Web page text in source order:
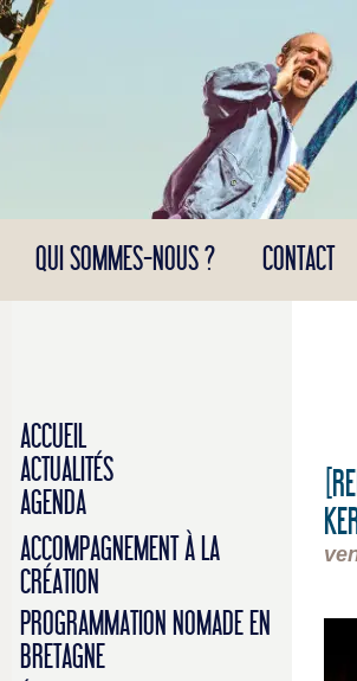
Panneau de gestion des cookies
QUI SOMMES-NOUS ? CONTACT
ACCUEIL
ACTUALITÉS
AGENDA
ACCOMPAGNEMENT À LA
CRÉATION
PROGRAMMATION NOMADE EN
BRETAGNE